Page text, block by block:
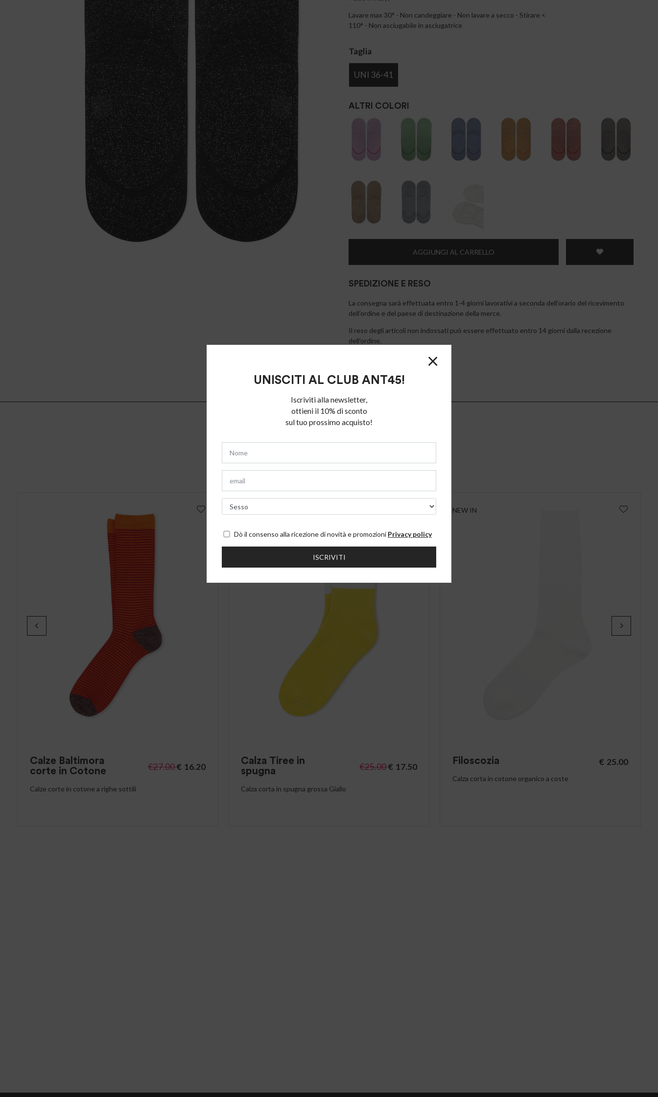
Lavare max 30° - Non candeggiare - Non lavare a secco - Stirare <
110° - Non asciugabile in asciugatrice
Taglia
UNI 36-41
ALTRI COLORI
AGGIUNGI AL CARRELLO
SPEDIZIONE E RESO
La consegna sarà effettuata entro 1-4 giorni lavorativi a seconda dell’orario del ricevimento
dell’ordine e del paese di destinazione della merce.
Il reso degli articoli non indossati può essere effettuato entro 14 giorni dalla recezione
dell’ordine.
Potrebbero anche interessarti
Calze Baltimora
corte in Cotone
€27.00€ 16.20
Calze corte in cotone a righe sottili
Calza Tiree in
spugna
€25.00€ 17.50
Calza corta in spugna grossa Giallo
NEW IN
Filoscozia € 25.00
Calza corta in cotone organico a coste
×
UNISCITI AL CLUB ANT45!
Iscriviti alla newsletter,
ottieni il 10% di sconto
sul tuo prossimo acquisto!
Dò il consenso alla ricezione di novità e promozioni Privacy policy
ISCRIVITI